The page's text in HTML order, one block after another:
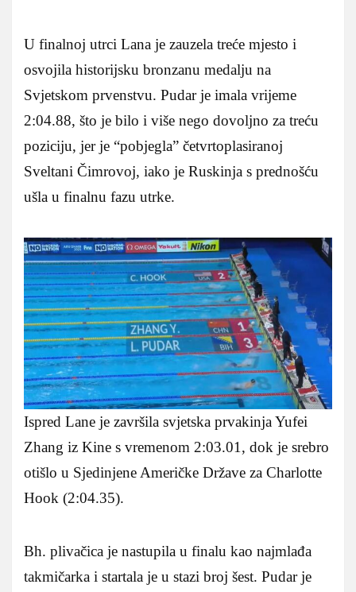
U finalnoj utrci Lana je zauzela treće mjesto i
osvojila historijsku bronzanu medalju na
Svjetskom prvenstvu. Pudar je imala vrijeme
2:04.88, što je bilo i više nego dovoljno za treću
poziciju, jer je “pobjegla” četvrtoplasiranoj
Sveltani Čimrovoj, iako je Ruskinja s prednošću
ušla u finalnu fazu utrke.
Ispred Lane je završila svjetska prvakinja Yufei
Zhang iz Kine s vremenom 2:03.01, dok je srebro
otišlo u Sjedinjene Američke Države za Charlotte
Hook (2:04.35).
Bh. plivačica je nastupila u finalu kao najmlađa
takmičarka i startala je u stazi broj šest. Pudar je